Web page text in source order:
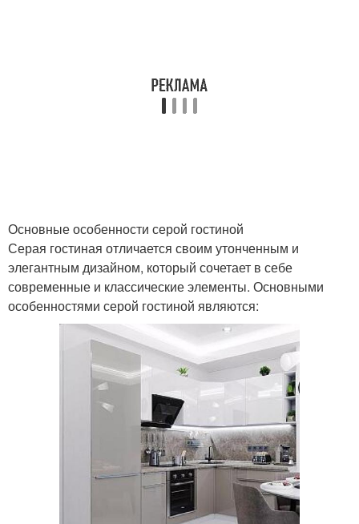
Основные особенности серой гостиной
Серая гостиная отличается своим утонченным и
элегантным дизайном, который сочетает в себе
современные и классические элементы. Основными
особенностями серой гостиной являются: